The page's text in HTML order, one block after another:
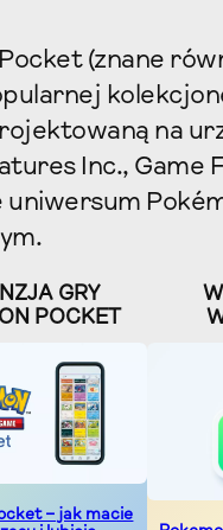
(znane
na
Inc., Game
GRY
POCKET
– jak macie